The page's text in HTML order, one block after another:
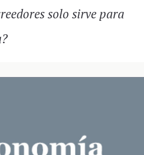
solo sirve para